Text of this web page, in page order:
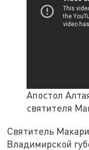
Апостол
святителя
Святитель
Владимирской